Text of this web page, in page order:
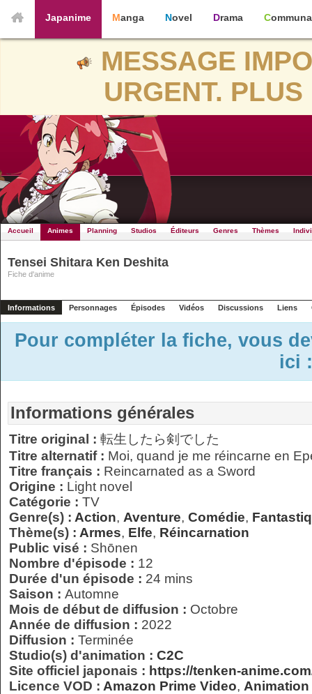
Japanime Manga Novel Drama
MESSAGE
URGENT.
Accueil Animes Planning Studios Éditeurs Genres Thèmes
Tensei Shitara Ken Deshita
Fiche d'anime
Informations Personnages Épisodes Vidéos Discussions Liens
Pour compléter la fiche, vous
ici
Informations générales
Titre original : 転生したら剣でした
Titre alternatif : Moi, quand je me réincarne en
Titre français : Reincarnated as a Sword
Origine : Light novel
Catégorie : TV
Genre(s) : Action, Aventure, Comédie,
Thème(s) : Armes, Elfe, Réincarnation
Public visé : Shōnen
Nombre d'épisode : 12
Durée d'un épisode : 24 mins
Saison : Automne
Mois de début de diffusion : Octobre
Année de diffusion : 2022
Diffusion : Terminée
Studio(s) d'animation : C2C
Site officiel japonais : https://tenken-
Licence VOD : Amazon Prime Video,